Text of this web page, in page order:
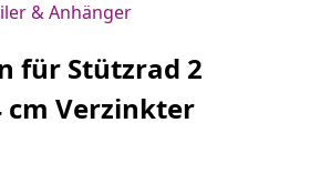
& Anhänger
für Stützrad 2
cm Verzinkter